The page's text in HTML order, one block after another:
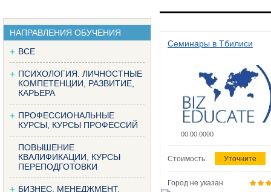
НАПРАВЛЕНИЯ ОБУЧЕНИЯ
ВСЕ
ПСИХОЛОГИЯ. ЛИЧНОСТНЫЕ
КОМПЕТЕНЦИИ, РАЗВИТИЕ,
КАРЬЕРА
ПРОФЕССИОНАЛЬНЫЕ
КУРСЫ, КУРСЫ ПРОФЕССИЙ
ПОВЫШЕНИЕ
КВАЛИФИКАЦИИ, КУРСЫ
ПЕРЕПОДГОТОВКИ
БИЗНЕС, МЕНЕДЖМЕНТ,
Семинары в Тбилиси
00.00.0000
Стоимость: Уточните
Город не указан